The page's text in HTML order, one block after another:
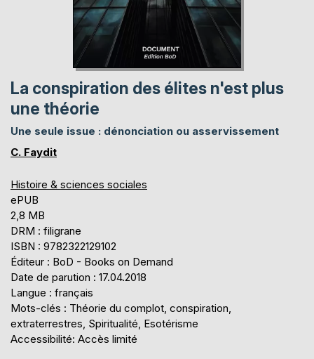
La conspiration des élites n'est plus
une théorie
Une seule issue : dénonciation ou asservissement
C. Faydit
Histoire & sciences sociales
ePUB
2,8 MB
DRM : filigrane
ISBN : 9782322129102
Éditeur : BoD - Books on Demand
Date de parution : 17.04.2018
Langue : français
Mots-clés : Théorie du complot, conspiration,
extraterrestres, Spiritualité, Esotérisme
Accessibilité: Accès limité